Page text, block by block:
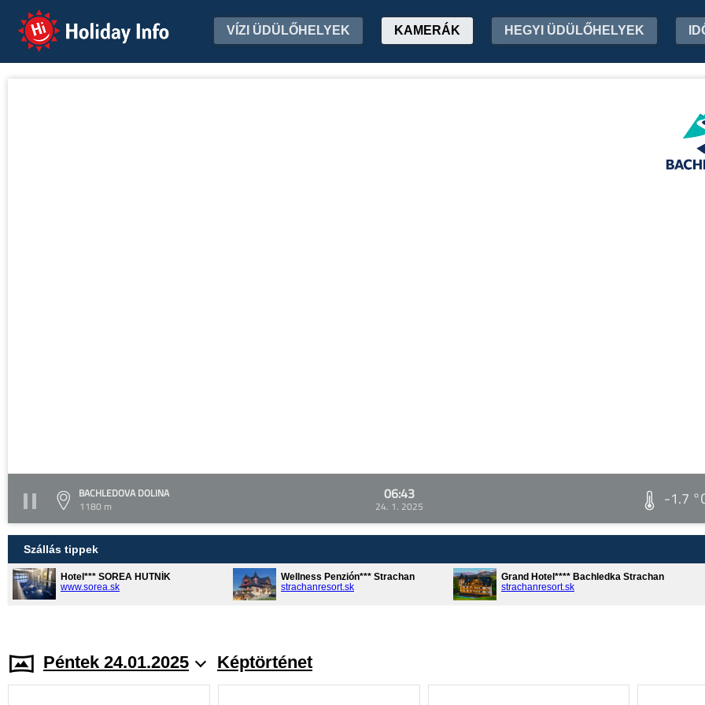
Holiday Info VÍZI ÜDÜLŐHELYEK KAMERÁK HEGYI ÜDÜLŐHELYEK
BACHLEDOVA DOLINA
1180 m
06:43
24. 1. 2025 -1.7
Szállás tippek
Hotel*** SOREA HUTNÍK
www.sorea.sk
Wellness Penzión*** Strachan
strachanresort.sk
Grand Hotel**** Bachledka Strachan
strachanresort.sk
Péntek 24.01.2025 Képtörténet